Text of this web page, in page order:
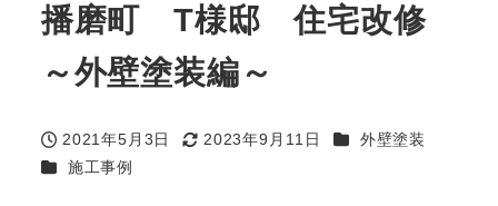
播磨町 T様邸 住宅改修
～外壁塗装編～
投稿日
2021年5月3日
更新日
2023年9月11日 カテゴリー
外壁塗装
カテゴリー
施工事例